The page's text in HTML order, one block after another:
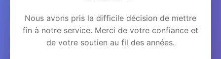
Nous avons pris la difficile décision de mettre
fin à notre service. Merci de votre confiance et
de votre soutien au fil des années.